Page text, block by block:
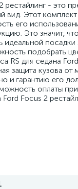
- это
Этот
его
Это значит,
идеальной
подобрать
RS для седана
защита кузова от
и гарантию его
оплаты
Focus 2